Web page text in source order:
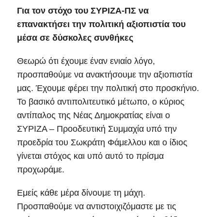
Για τον στόχο του ΣΥΡΙΖΑ-ΠΣ να
επανακτήσει την πολιτική αξιοπιστία του
μέσα σε δύσκολες συνθήκες
Θεωρώ ότι έχουμε έναν ενιαίο λόγο,
προσπαθούμε να ανακτήσουμε την αξιοπιστία
μας. Έχουμε φέρει την πολιτική στο προσκήνιο.
Το βασικό αντιπολιτευτικό μέτωπο, ο κύριος
αντίπαλος της Νέας Δημοκρατίας είναι ο
ΣΥΡΙΖΑ – Προοδευτική Συμμαχία υπό την
προεδρία του Σωκράτη Φάμελλου και ο ίδιος
γίνεται στόχος και υπό αυτό το πρίσμα
προχωράμε.
Εμείς κάθε μέρα δίνουμε τη μάχη.
Προσπαθούμε να αντιστοιχιζόμαστε με τις